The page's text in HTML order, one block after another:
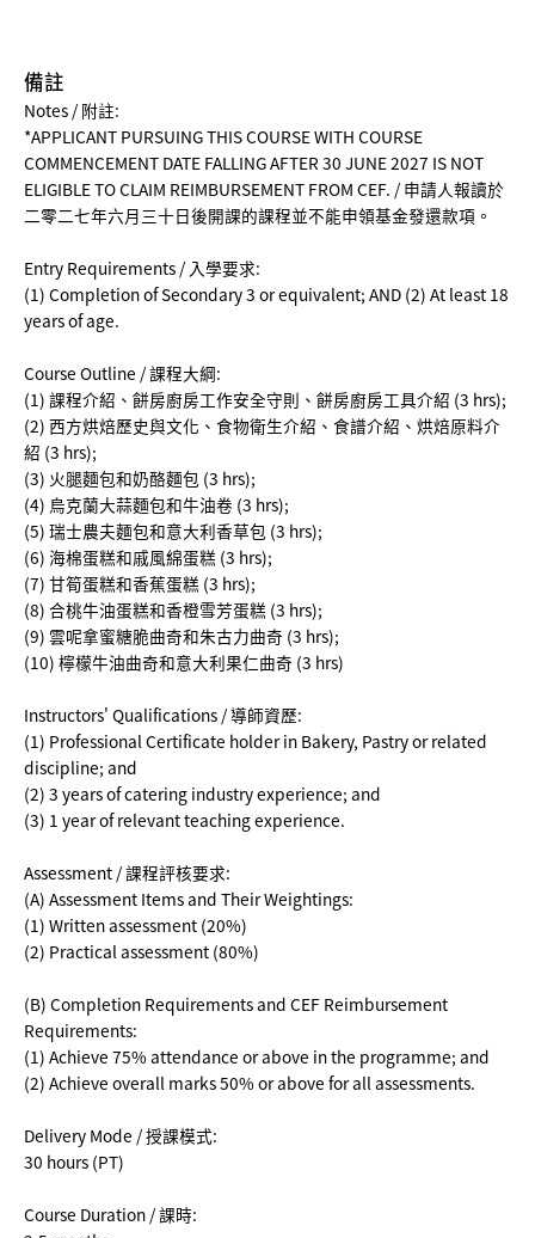
備註
Notes / 附註:
*APPLICANT PURSUING THIS COURSE WITH COURSE
COMMENCEMENT DATE FALLING AFTER 30 JUNE 2027 IS NOT
ELIGIBLE TO CLAIM REIMBURSEMENT FROM CEF. / 申請人報讀於
二零二七年六月三十日後開課的課程並不能申領基金發還款項。
Entry Requirements / 入學要求:
(1) Completion of Secondary 3 or equivalent; AND (2) At least 18
years of age.
Course Outline / 課程大綱:
(1) 課程介紹、餅房廚房工作安全守則、餅房廚房工具介紹 (3 hrs);
(2) 西方烘焙歷史與文化、食物衛生介紹、食譜介紹、烘焙原料介
紹 (3 hrs);
(3) 火腿麵包和奶酪麵包 (3 hrs);
(4) 烏克蘭大蒜麵包和牛油卷 (3 hrs);
(5) 瑞士農夫麵包和意大利香草包 (3 hrs);
(6) 海棉蛋糕和戚風綿蛋糕 (3 hrs);
(7) 甘筍蛋糕和香蕉蛋糕 (3 hrs);
(8) 合桃牛油蛋糕和香橙雪芳蛋糕 (3 hrs);
(9) 雲呢拿蜜糖脆曲奇和朱古力曲奇 (3 hrs);
(10) 檸檬牛油曲奇和意大利果仁曲奇 (3 hrs)
Instructors' Qualifications / 導師資歷:
(1) Professional Certificate holder in Bakery, Pastry or related
discipline; and
(2) 3 years of catering industry experience; and
(3) 1 year of relevant teaching experience.
Assessment / 課程評核要求:
(A) Assessment Items and Their Weightings:
(1) Written assessment (20%)
(2) Practical assessment (80%)
(B) Completion Requirements and CEF Reimbursement
Requirements:
(1) Achieve 75% attendance or above in the programme; and
(2) Achieve overall marks 50% or above for all assessments.
Delivery Mode / 授課模式:
30 hours (PT)
Course Duration / 課時: